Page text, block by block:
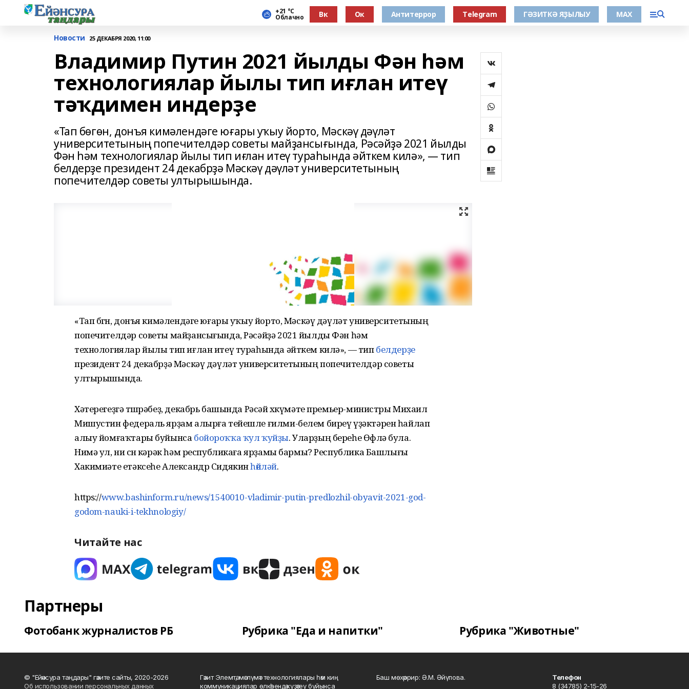
+21 °С
Облачно Вк Ок Антитеррор Тelegram ГӘЗИТКӘ ЯҘЫЛЫУ МАХ
Новости 25 ДЕКАБРЯ 2020, 11:00
Владимир Путин 2021 йылды Фән һәм
технологиялар йылы тип иғлан итеү
тәҡдимен индерҙе
«Тап бөгөн, донъя кимәлендәге юғары уҡыу йорто, Мәскәү дәүләт
университетының попечителдәр советы майҙансығында, Рәсәйҙә 2021 йылды
Фән һәм технологиялар йылы тип иғлан итеү тураһында әйткем килә», — тип
белдерҙе президент 24 декабрҙә Мәскәү дәүләт университетының
попечителдәр советы ултырышында.
«Тап бөгөн, донъя кимәлендәге юғары уҡыу йорто, Мәскәү дәүләт университетының
попечителдәр советы майҙансығында, Рәсәйҙә 2021 йылды Фән һәм
технологиялар йылы тип иғлан итеү тураһында әйткем килә», — типбелдерҙе
президент 24 декабрҙә Мәскәү дәүләт университетының попечителдәр советы
ултырышында.
Хәтерегеҙгә төшөрәбеҙ, декабрь башында Рәсәй хөкүмәте премьер-министры Михаил
Мишустин федераль ярҙам алырға тейешле ғилми-белем биреү үҙәктәрен һайлап
алыу йомғаҡтары буйынса бойороҡҡа ҡул ҡуйҙы. Уларҙың береһе Өфөлә була.
Нимә ул, ни өсөн кәрәк һәм республикаға ярҙамы бармы? Республика Башлығы
Хакимиәте етәксеһе Александр Сидякинһөйләй.
https://www.bashinform.ru/news/1540010-vladimir-putin-predlozhil-obyavit-2021-god-
godom-nauki-i-tekhnologiy/
Читайте нас
Партнеры
Фотобанк журналистов РБ Рубрика "Еда и напитки" Рубрика "Животные"
© "Ейәнсура таңдары" гәзите сайты, 2020-2026
Об использовании персональных данных
Гәзит Элемтә, мәғлүмәт технологиялары һәм киң
коммуникациялар өлкәһендә күҙәтеү буйынса
Баш мөхәррир: Ә.М. Әйүпова.
Телефон
8 (34785) 2-15-26